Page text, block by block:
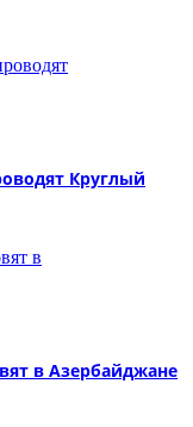
Круглый
в Азербайджане